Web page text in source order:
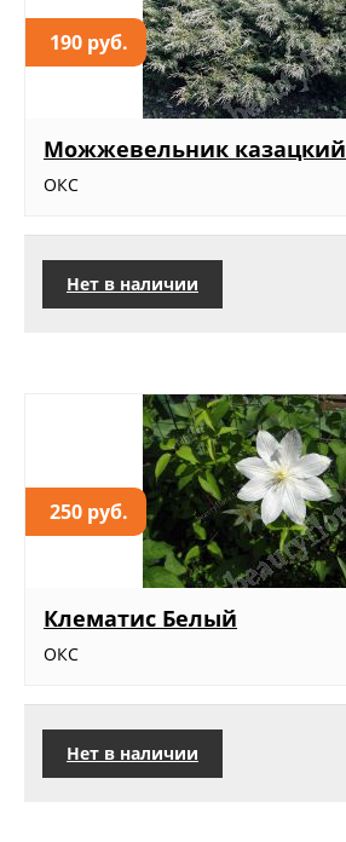
190 руб.
Можжевельник казацкий
ОКС
Нет в наличии
250 руб.
Клематис Белый
ОКС
Нет в наличии